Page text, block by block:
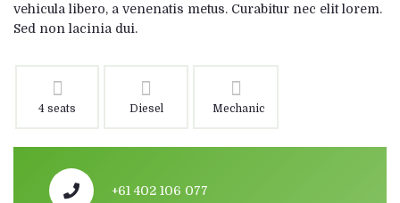
vehicula libero, a venenatis metus. Curabitur nec elit lorem.
Sed non lacinia dui.
4 seats Diesel Mechanic
+61 402 106 077